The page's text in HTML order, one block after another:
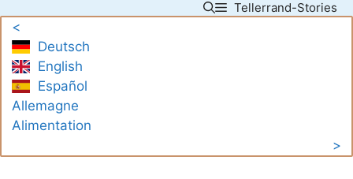
content
Tellerrand-Stories
<
Deutsch
English
Español
Allemagne
Alimentation
>